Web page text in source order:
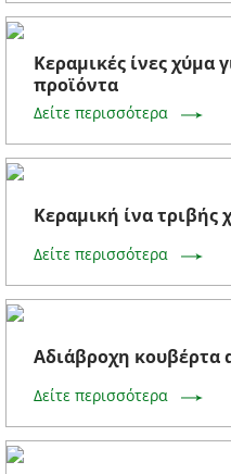
Κεραμικές ίνες χύμα
προϊόντα
Δείτε περισσότερα
Κεραμική ίνα τριβής
Δείτε περισσότερα
Αδιάβροχη κουβέρτα
Δείτε περισσότερα